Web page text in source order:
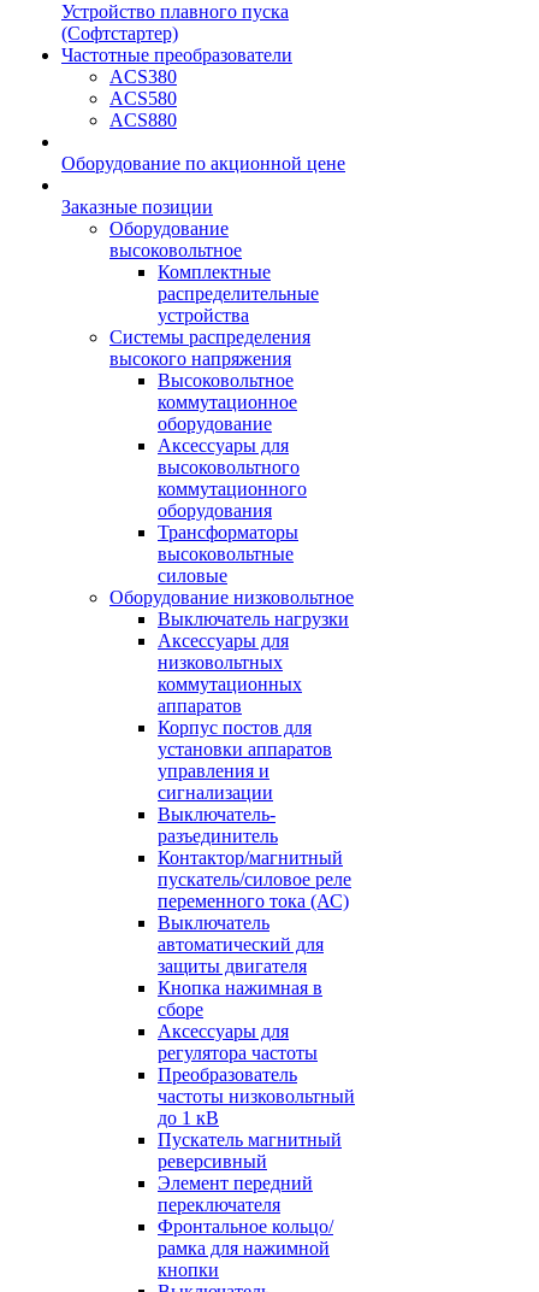
Устройство плавного пуска
(Софтстартер)
Частотные преобразователи
ACS380
ACS580
ACS880
Оборудование по акционной цене
Заказные позиции
Оборудование
высоковольтное
Комплектные
распределительные
устройства
Системы распределения
высокого напряжения
Высоковольтное
коммутационное
оборудование
Аксессуары для
высоковольтного
коммутационного
оборудования
Трансформаторы
высоковольтные
силовые
Оборудование низковольтное
Выключатель нагрузки
Аксессуары для
низковольтных
коммутационных
аппаратов
Корпус постов для
установки аппаратов
управления и
сигнализации
Выключатель-
разъединитель
Контактор/магнитный
пускатель/силовое реле
переменного тока (АС)
Выключатель
автоматический для
защиты двигателя
Кнопка нажимная в
сборе
Аксессуары для
регулятора частоты
Преобразователь
частоты низковольтный
до 1 кВ
Пускатель магнитный
реверсивный
Элемент передний
переключателя
Фронтальное кольцо/
рамка для нажимной
кнопки